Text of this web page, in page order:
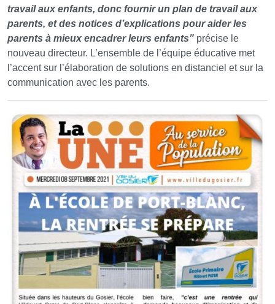
travail aux enfants, donc fournir un plan de travail aux
parents, et des notices d’explications pour aider les
parents à mieux encadrer leurs enfants” précise le
nouveau directeur. L’ensemble de l’équipe éducative met
l’accent sur l’élaboration de solutions en distanciel et sur la
communication avec les parents.